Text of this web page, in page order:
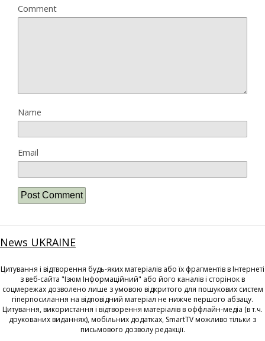
Comment
Name
Email
News UKRAINE
Цитування і відтворення будь-яких матеріалів або їх фрагментів в Інтернеті
з веб-сайта "Ізюм Інформаційний" або його каналів і сторінок в
соцмережах дозволено лише з умовою відкритого для пошукових систем
гіперпосилання на відповідний матеріал не нижче першого абзацу.
Цитування, використання і відтворення матеріалів в оффлайн-медіа (в т.ч.
друкованих виданнях), мобільних додатках, SmartTV можливо тільки з
письмового дозволу редакції.